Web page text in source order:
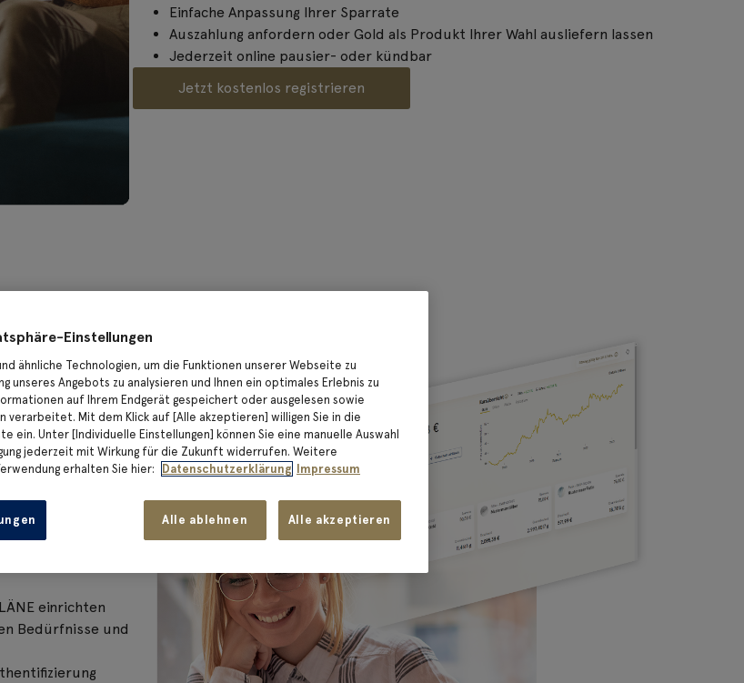
Einfache Anpassung Ihrer Sparrate
Auszahlung anfordern oder Gold als Produkt Ihrer Wahl ausliefern lassen
Jederzeit online pausier- oder kündbar
Jetzt kostenlos registrieren
können die
sowie Ein-
einrichten
Bedürfnisse und
Einstellungen
ähnliche Technologien, um die Funktionen unserer Webseite zu
unseres Angebots zu analysieren und Ihnen ein optimales Erlebnis zu
auf Ihrem Endgerät gespeichert oder ausgelesen sowie
verarbeitet. Mit dem Klick auf [Alle akzeptieren] willigen Sie in die
ein. Unter [Individuelle Einstellungen] können Sie eine manuelle Auswahl
jederzeit mit Wirkung für die Zukunft widerrufen. Weitere
erhalten Sie hier:
Datenschutzerklärung Impressum
Alle ablehnen Alle akzeptieren